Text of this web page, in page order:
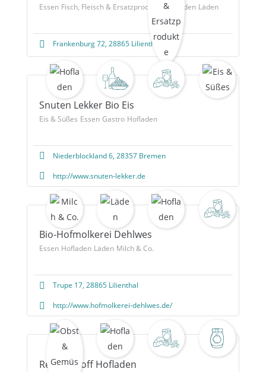
Essen Fisch, Fleisch & Ersatzprodukte Hofladen Läden
Frankenburg 72, 28865 Lilienthal
Snuten Lekker Bio Eis
Eis & Süßes Essen Gastro Hofladen
Niederblockland 6, 28357 Bremen
http://www.snuten-lekker.de
Bio-Hofmolkerei Dehlwes
Essen Hofladen Läden Milch & Co.
Trupe 17, 28865 Lilienthal
http://www.hofmolkerei-dehlwes.de/
Rennigshoff Hofladen